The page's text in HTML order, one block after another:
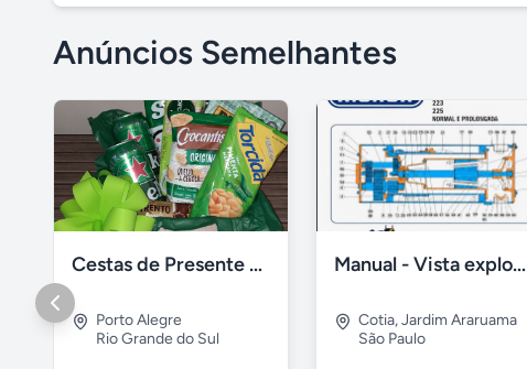
Anúncios Semelhantes
Cestas de Presente para o Dia dos Pais
Porto Alegre
Rio Grande do Sul
Manual - Vista explodida - Talhas MUNCK
Cotia,Jardim Araruama
São Paulo